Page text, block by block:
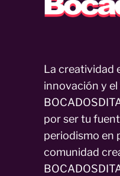
La creatividad
innovación y
por ser tu
periodismo en
comunidad